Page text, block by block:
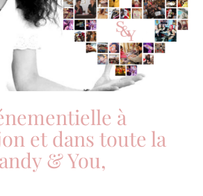
à
et dans toute la
& You,